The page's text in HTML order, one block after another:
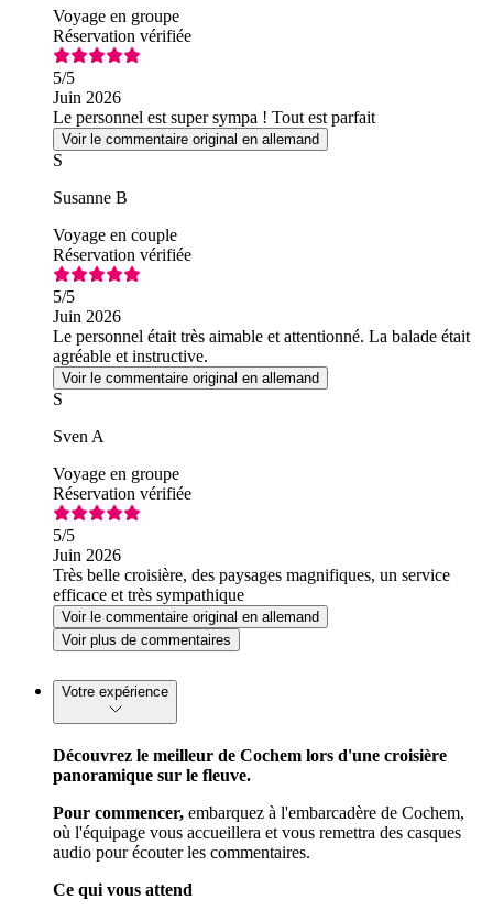
Voyage en groupe
Réservation vérifiée
5/5
Juin 2026
Le personnel est super sympa ! Tout est parfait
Voir le commentaire original en allemand
S
Susanne B
Voyage en couple
Réservation vérifiée
5/5
Juin 2026
Le personnel était très aimable et attentionné. La balade était
agréable et instructive.
Voir le commentaire original en allemand
S
Sven A
Voyage en groupe
Réservation vérifiée
5/5
Juin 2026
Très belle croisière, des paysages magnifiques, un service
efficace et très sympathique
Voir le commentaire original en allemand
Voir plus de commentaires
Votre expérience
Découvrez le meilleur de Cochem lors d'une croisière
panoramique sur le fleuve.
Pour commencer, embarquez à l'embarcadère de Cochem,
où l'équipage vous accueillera et vous remettra des casques
audio pour écouter les commentaires.
Ce qui vous attend